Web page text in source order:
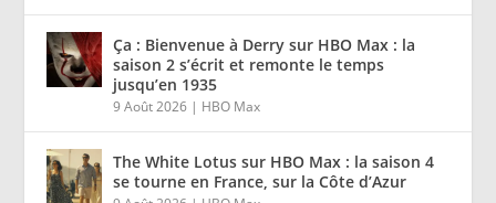
Ça : Bienvenue à Derry sur HBO Max : la
saison 2 s’écrit et remonte le temps
jusqu’en 1935
9 Août 2026 | HBO Max
The White Lotus sur HBO Max : la saison 4
se tourne en France, sur la Côte d’Azur